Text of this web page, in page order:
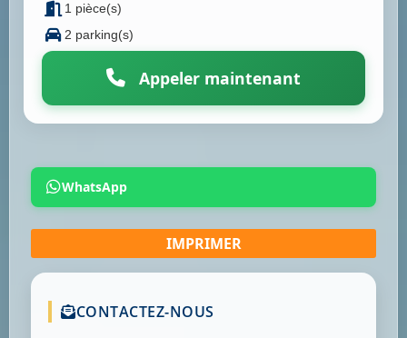
1 pièce(s)
2 parking(s)
Appeler maintenant
WhatsApp
CONTACTEZ-NOUS